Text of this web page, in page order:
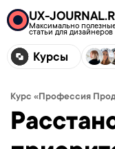
UX-
Максимально
статьи для дизайнеров
Курсы
Курс «Профессия